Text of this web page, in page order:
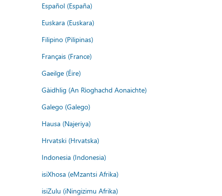
Español (España)
Euskara (Euskara)
Filipino (Pilipinas)
Français (France)
Gaeilge (Éire)
Gàidhlig (An Rìoghachd Aonaichte)
Galego (Galego)
Hausa (Najeriya)
Hrvatski (Hrvatska)
Indonesia (Indonesia)
isiXhosa (eMzantsi Afrika)
isiZulu (iNingizimu Afrika)